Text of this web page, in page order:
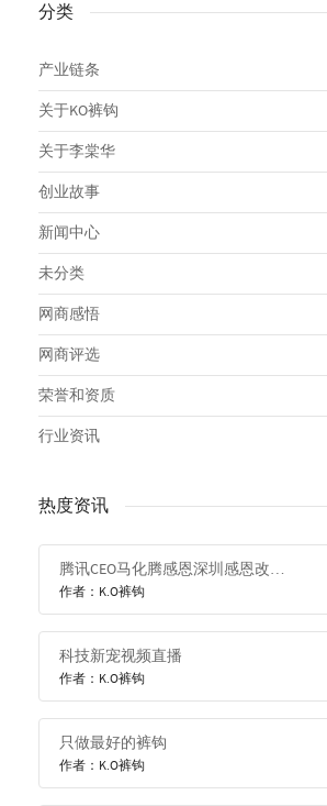
分类
产业链条
关于KO裤钩
关于李棠华
创业故事
新闻中心
未分类
网商感悟
网商评选
荣誉和资质
行业资讯
热度资讯
腾讯CEO马化腾感恩深圳感恩改革开放
作者：K.O裤钩
科技新宠视频直播
作者：K.O裤钩
只做最好的裤钩
作者：K.O裤钩